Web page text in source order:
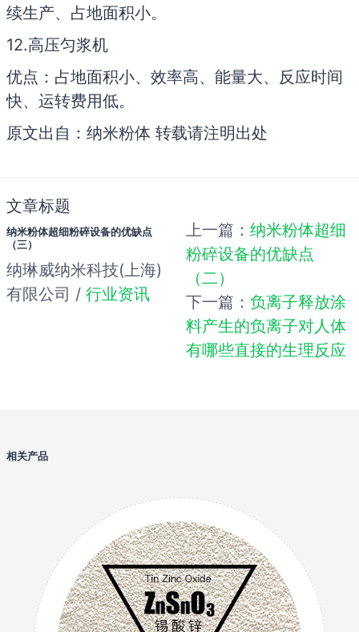
续生产、占地面积小。
12.高压匀浆机
优点：占地面积小、效率高、能量大、反应时间
快、运转费用低。
原文出自：纳米粉体 转载请注明出处
文章标题
纳米粉体超细粉碎设备的优缺点
（三）
纳琳威纳米科技(上海)
有限公司 / 行业资讯
上一篇： 纳米粉体超细
粉碎设备的优缺点
（二）
下一篇： 负离子释放涂
料产生的负离子对人体
有哪些直接的生理反应
相关产品